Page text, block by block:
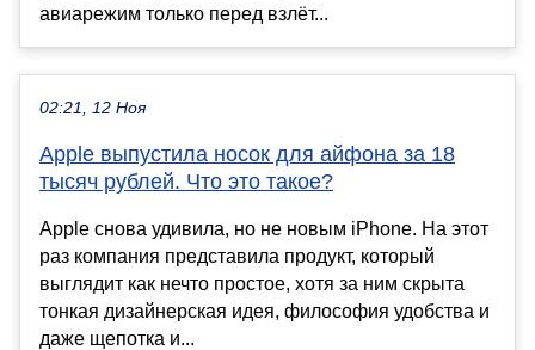
авиарежим только перед взлёт...
02:21, 12 Ноя
Apple выпустила носок для айфона за 18
тысяч рублей. Что это такое?
Apple снова удивила, но не новым iPhone. На этот
раз компания представила продукт, который
выглядит как нечто простое, хотя за ним скрыта
тонкая дизайнерская идея, философия удобства и
даже щепотка и...